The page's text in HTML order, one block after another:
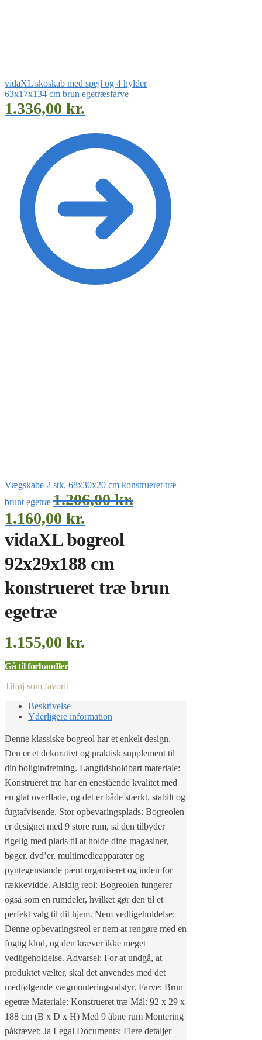
vidaXL skoskab med spejl og 4 hylder
63x17x134 cm brun egetræsfarve
1.336,00 kr.
Vægskabe 2 stk. 68x30x20 cm konstrueret træ
brunt egetræ 1.206,00kr.
1.160,00 kr.
vidaXL bogreol
92x29x188 cm
konstrueret træ brun
egetræ
1.155,00 kr.
Gå til forhandler
Tilføj som favorit
Beskrivelse
Yderligere information
Denne klassiske bogreol har et enkelt design.
Den er et dekorativt og praktisk supplement til
din boligindretning. Langtidsholdbart materiale:
Konstrueret træ har en enestående kvalitet med
en glat overflade, og det er både stærkt, stabilt og
fugtafvisende. Stor opbevaringsplads: Bogreolen
er designet med 9 store rum, så den tilbyder
rigelig med plads til at holde dine magasiner,
bøger, dvd’er, multimedieapparater og
pyntegenstande pænt organiseret og inden for
rækkevidde. Alsidig reol: Bogreolen fungerer
også som en rumdeler, hvilket gør den til et
perfekt valg til dit hjem. Nem vedligeholdelse:
Denne opbevaringsreol er nem at rengøre med en
fugtig klud, og den kræver ikke meget
vedligeholdelse. Advarsel: For at undgå, at
produktet vælter, skal det anvendes med det
medfølgende vægmonteringsudstyr. Farve: Brun
egetræ Materiale: Konstrueret træ Mål: 92 x 29 x
188 cm (B x D x H) Med 9 åbne rum Montering
påkrævet: Ja Legal Documents: Flere detaljer